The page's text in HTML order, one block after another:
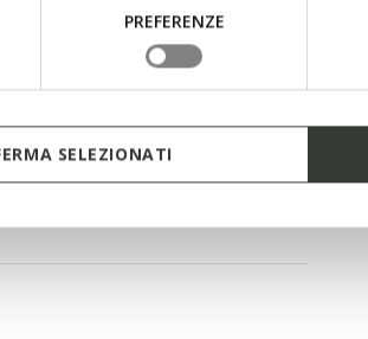
PREFERENZE
SELEZIONATI
that adapts to the body